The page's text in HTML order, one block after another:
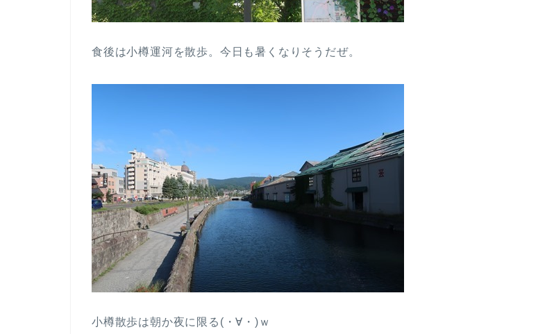
食後は小樽運河を散歩。今日も暑くなりそうだぜ。
小樽散歩は朝か夜に限る(・∀・)ｗ